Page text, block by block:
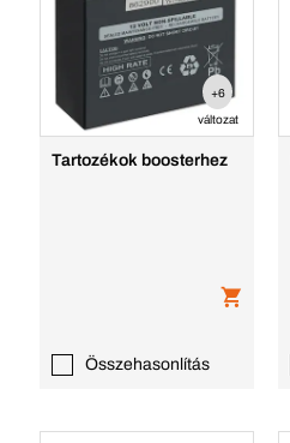
+6
változat
Tartozékok boosterhez
Összehasonlítás